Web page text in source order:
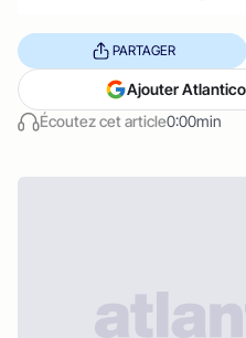
Écoutez cet article0:00min
PARTAGER
Ajouter